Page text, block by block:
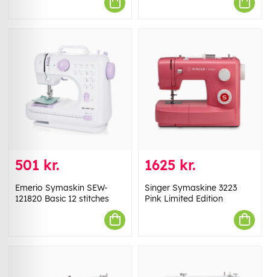
501 kr.
Emerio Symaskin SEW-
121820 Basic 12 stitches
1625 kr.
Singer Symaskine 3223
Pink Limited Edition